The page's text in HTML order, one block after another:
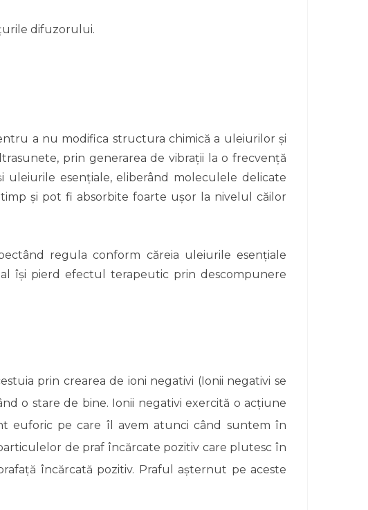
difuzorului.
a nu modifica structura chimică a uleiurilor și
prin generarea de vibrații la o frecvență
uleiurile esențiale, eliberând moleculele delicate
și pot fi absorbite foarte ușor la nivelul căilor
regula conform căreia uleiurile esenţiale
îşi pierd efectul terapeutic prin descompunere
prin crearea de ioni negativi (Ionii negativi se
o stare de bine. Ionii negativi exercită o acțiune
euforic pe care îl avem atunci când suntem în
de praf încărcate pozitiv care plutesc în
încărcată pozitiv. Praful așternut pe aceste